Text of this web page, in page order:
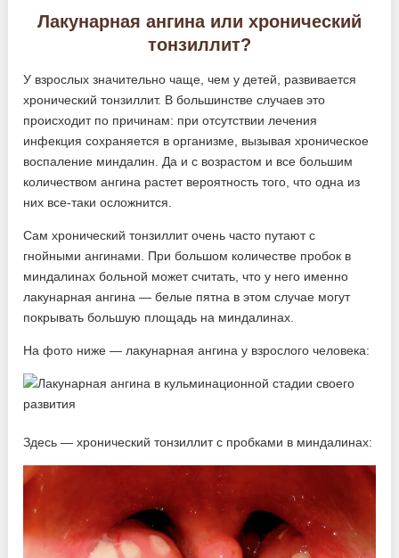
Лакунарная ангина или хронический
тонзиллит?
У взрослых значительно чаще, чем у детей, развивается
хронический тонзиллит. В большинстве случаев это
происходит по причинам: при отсутствии лечения
инфекция сохраняется в организме, вызывая хроническое
воспаление миндалин. Да и с возрастом и все большим
количеством ангина растет вероятность того, что одна из
них все-таки осложнится.
Сам хронический тонзиллит очень часто путают с
гнойными ангинами. При большом количестве пробок в
миндалинах больной может считать, что у него именно
лакунарная ангина — белые пятна в этом случае могут
покрывать большую площадь на миндалинах.
На фото ниже — лакунарная ангина у взрослого человека:
Здесь — хронический тонзиллит с пробками в миндалинах: